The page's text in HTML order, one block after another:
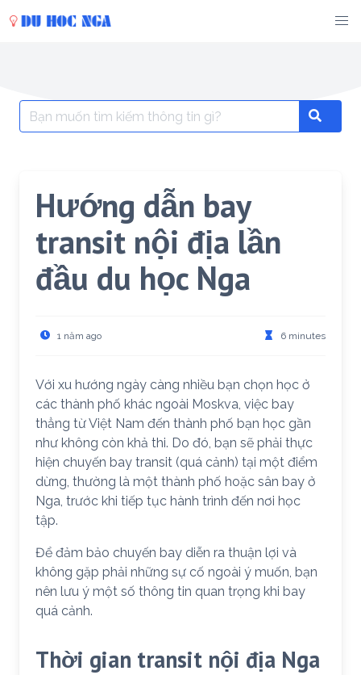
Search
for:
Search
Hướng dẫn bay
transit nội địa lần
đầu du học Nga
1 năm ago 6 minutes
Với xu hướng ngày càng nhiều bạn chọn học ở
các thành phố khác ngoài Moskva, việc bay
thẳng từ Việt Nam đến thành phố bạn học gần
như không còn khả thi. Do đó, bạn sẽ phải thực
hiện chuyến bay transit (quá cảnh) tại một điểm
dừng, thường là một thành phố hoặc sân bay ở
Nga, trước khi tiếp tục hành trình đến nơi học
tập.
Để đảm bảo chuyến bay diễn ra thuận lợi và
không gặp phải những sự cố ngoài ý muốn, bạn
nên lưu ý một số thông tin quan trọng khi bay
quá cảnh.
Thời gian transit nội địa Nga